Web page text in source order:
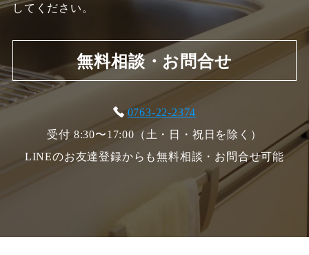
してください。
無料相談・お問合せ
0763-22-2374
受付 8:30〜17:00（土・日・祝日を除く）
LINEのお友達登録からも無料相談・お問合せ可能